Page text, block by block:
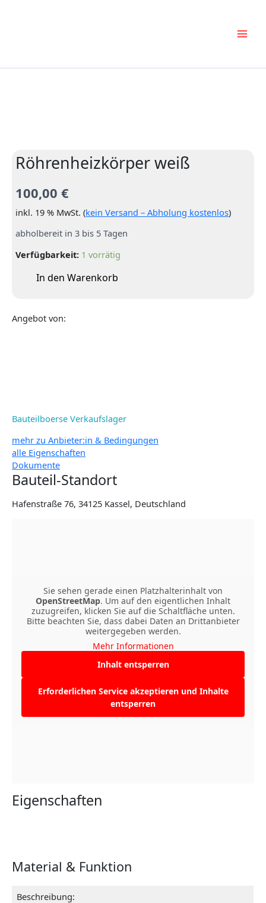
Röhrenheizkörper weiß
100,00€
inkl. 19 % MwSt. (kein Versand – Abholung kostenlos)
abholbereit in 3 bis 5 Tagen
Verfügbarkeit: 1 vorrätig
In den Warenkorb
Angebot von:
Bauteilboerse Verkaufslager
mehr zu Anbieter:in & Bedingungen
alle Eigenschaften
Dokumente
Bauteil-Standort
Hafenstraße 76, 34125 Kassel, Deutschland
Sie sehen gerade einen Platzhalterinhalt von
OpenStreetMap. Um auf den eigentlichen Inhalt
zuzugreifen, klicken Sie auf die Schaltfläche unten.
Bitte beachten Sie, dass dabei Daten an Drittanbieter
weitergegeben werden.
Mehr Informationen
Inhalt entsperren
Erforderlichen Service akzeptieren und Inhalte
entsperren
Eigenschaften
Material & Funktion
Beschreibung: